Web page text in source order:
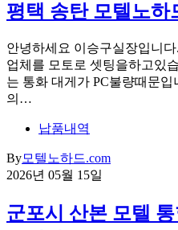
평택 송탄 모텔노하
안녕하세요 이승구실장입니
업체를 모토로 셋팅을하고있
는 통화 대게가 PC불량때문
의…
납품내역
By모텔노하드.com
2026년 05월 15일
군포시 산본 모텔